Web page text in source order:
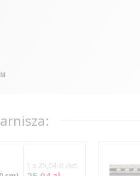
1 x 25,04 zł /szt